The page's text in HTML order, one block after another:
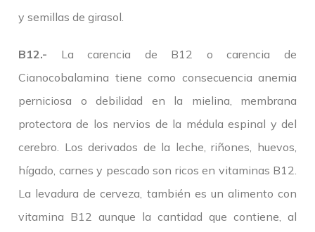
y semillas de girasol.
B12.- La carencia de B12 o carencia de
Cianocobalamina tiene como consecuencia anemia
perniciosa o debilidad en la mielina, membrana
protectora de los nervios de la médula espinal y del
cerebro. Los derivados de la leche, riñones, huevos,
hígado, carnes y pescado son ricos en vitaminas B12.
La levadura de cerveza, también es un alimento con
vitamina B12 aunque la cantidad que contiene, al